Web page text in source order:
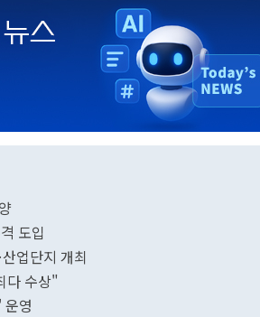
도입
업단지 개최
다 수상"
영